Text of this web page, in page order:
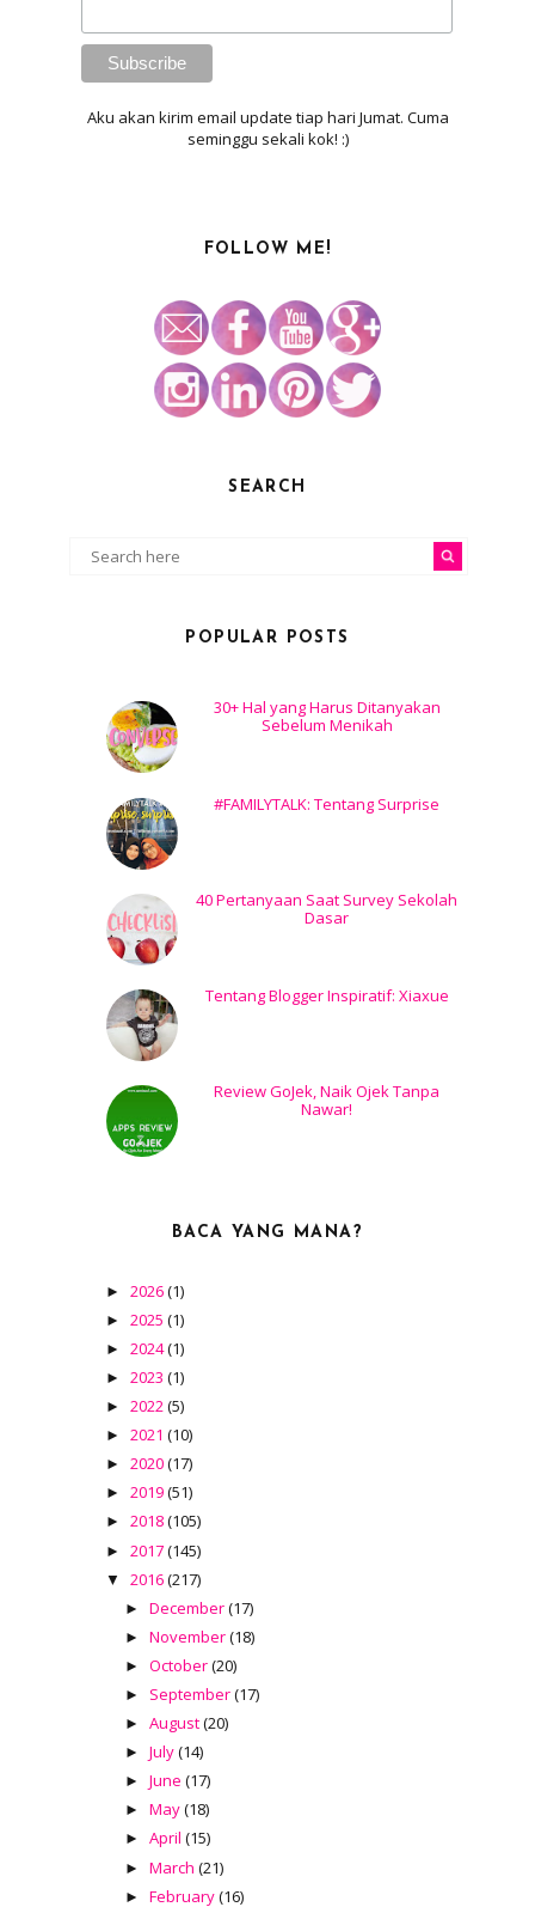
Aku akan kirim email update tiap hari Jumat. Cuma
seminggu sekali kok! :)
FOLLOW ME!
SEARCH
POPULAR POSTS
30+ Hal yang Harus Ditanyakan
Sebelum Menikah
#FAMILYTALK: Tentang Surprise
40 Pertanyaan Saat Survey Sekolah
Dasar
Tentang Blogger Inspiratif: Xiaxue
Review GoJek, Naik Ojek Tanpa
Nawar!
BACA YANG MANA?
►2026(1)
►2025(1)
►2024(1)
►2023(1)
►2022(5)
►2021(10)
►2020(17)
►2019(51)
►2018(105)
►2017(145)
▼2016(217)
► December(17)
► November(18)
► October(20)
► September(17)
► August(20)
► July(14)
► June (17)
► May(18)
► April (15)
► March (21)
► February(16)